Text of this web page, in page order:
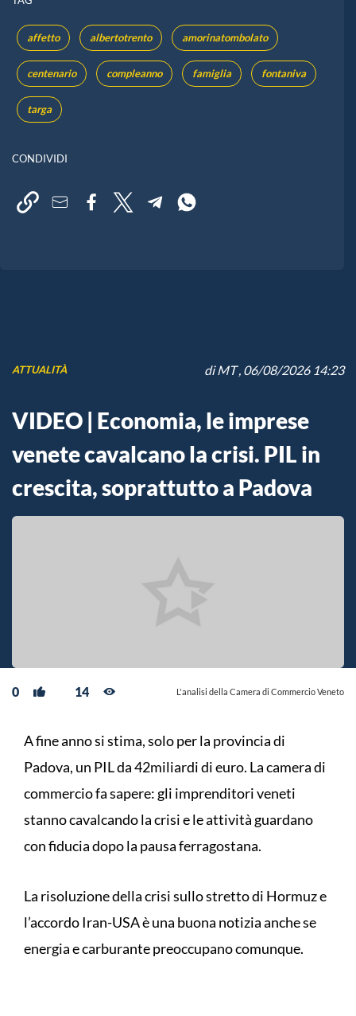
affetto albertotrento amorinatombolato
centenario compleanno famiglia fontaniva
targa
CONDIVIDI
ATTUALITÀ diMT, 06/08/2026 14:23
VIDEO | Economia, le imprese
venete cavalcano la crisi. PIL in
crescita, soprattutto a Padova
0 14 L'analisi della Camera di Commercio Veneto
A fine anno si stima, solo per la provincia di
Padova, un PIL da 42miliardi di euro. La camera di
commercio fa sapere: gli imprenditori veneti
stanno cavalcando la crisi e le attività guardano
con fiducia dopo la pausa ferragostana.
La risoluzione della crisi sullo stretto di Hormuz e
l’accordo Iran-USA è una buona notizia anche se
energia e carburante preoccupano comunque.